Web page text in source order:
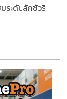
ระดับลักชัวรี